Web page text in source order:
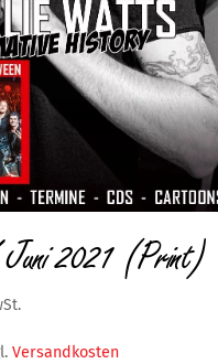
2021 (Print)
Versandkosten